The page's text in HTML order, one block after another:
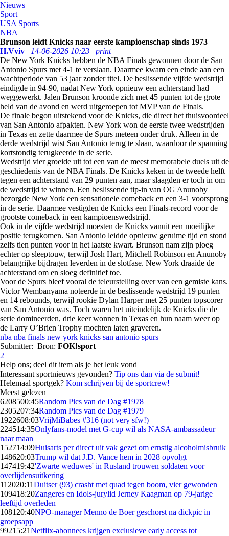
Nieuws
Sport
USA Sports
NBA
Brunson leidt Knicks naar eerste kampioenschap sinds 1973
H.Vviv
14-06-2026 10:23
print
De New York Knicks hebben de NBA Finals gewonnen door de San
Antonio Spurs met 4-1 te verslaan. Daarmee kwam een einde aan een
wachtperiode van 53 jaar zonder titel. De beslissende vijfde wedstrijd
eindigde in 94-90, nadat New York opnieuw een achterstand had
weggewerkt. Jalen Brunson kroonde zich met 45 punten tot de grote
held van de avond en werd uitgeroepen tot MVP van de Finals.
De finale begon uitstekend voor de Knicks, die direct het thuisvoordeel
van San Antonio afpakten. New York won de eerste twee wedstrijden
in Texas en zette daarmee de Spurs meteen onder druk. Alleen in de
derde wedstrijd wist San Antonio terug te slaan, waardoor de spanning
kortstondig terugkeerde in de serie.
Wedstrijd vier groeide uit tot een van de meest memorabele duels uit de
geschiedenis van de NBA Finals. De Knicks keken in de tweede helft
tegen een achterstand van 29 punten aan, maar slaagden er toch in om
de wedstrijd te winnen. Een beslissende tip-in van OG Anunoby
bezorgde New York een sensationele comeback en een 3-1 voorsprong
in de serie. Daarmee vestigden de Knicks een Finals-record voor de
grootste comeback in een kampioenswedstrijd.
Ook in de vijfde wedstrijd moesten de Knicks vanuit een moeilijke
positie terugkomen. San Antonio leidde opnieuw geruime tijd en stond
zelfs tien punten voor in het laatste kwart. Brunson nam zijn ploeg
echter op sleeptouw, terwijl Josh Hart, Mitchell Robinson en Anunoby
belangrijke bijdragen leverden in de slotfase. New York draaide de
achterstand om en sloeg definitief toe.
Voor de Spurs bleef vooral de teleurstelling over van een gemiste kans.
Victor Wembanyama noteerde in de beslissende wedstrijd 19 punten
en 14 rebounds, terwijl rookie Dylan Harper met 25 punten topscorer
van San Antonio was. Toch waren het uiteindelijk de Knicks die de
serie domineerden, drie keer wonnen in Texas en hun naam weer op
de Larry O’Brien Trophy mochten laten graveren.
nba nba finals new york knicks san antonio spurs
Submitter: Bron: FOK!sport
2
Help ons; deel dit item als je het leuk vond
Interessant sportnieuws gevonden? Tip ons dan via de submit!
Helemaal sportgek? Kom schrijven bij de sportcrew!
Meest gelezen
6208500:45Random Pics van de Dag #1978
2305207:34Random Pics van de Dag #1979
1922608:03VrijMiBabes #316 (not very sfw!)
224514:35Onlyfans-model met G-cup wil als NASA-ambassadeur
naar maan
152714:09Huisarts per direct uit vak gezet om ernstig alcoholmisbruik
148620:03Trump wil dat J.D. Vance hem in 2028 opvolgt
147419:42'Zwarte weduwes' in Rusland trouwen soldaten voor
overlijdensuitkering
112020:11Duitser (93) crasht met quad tegen boom, vier gewonden
109418:20Zangeres en Idols-jurylid Jerney Kaagman op 79-jarige
leeftijd overleden
1081 20:40NPO-manager Menno de Boer geschorst na dickpic in
groepsapp
99215:21Netflix-abonnees krijgen exclusieve early access tot